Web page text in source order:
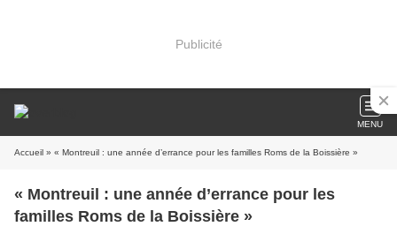
Publicité
MENU
Accueil » « Montreuil : une année d’errance pour les familles Roms de la Boissière »
« Montreuil : une année d’errance pour les
familles Roms de la Boissière »